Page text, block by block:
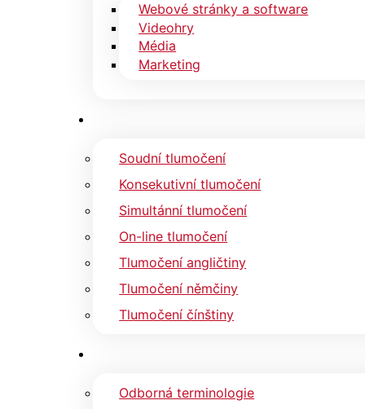
Webové stránky a software
Videohry
Média
Marketing
Soudní tlumočení
Konsekutivní tlumočení
Simultánní tlumočení
On-line tlumočení
Tlumočení angličtiny
Tlumočení němčiny
Tlumočení čínštiny
Odborná terminologie